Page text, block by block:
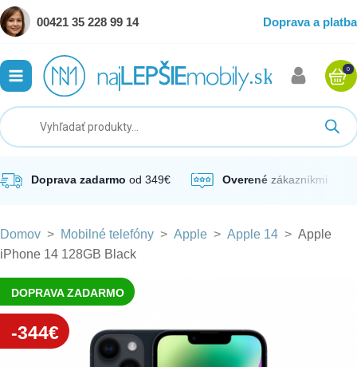
00421 35 228 99 14 Doprava a platba
0
Doprava zadarmo od 349€ Overené zákazníkmi
Domov > Mobilné telefóny > Apple > Apple 14 > Apple
iPhone 14 128GB Black
DOPRAVA ZADARMO
-344€